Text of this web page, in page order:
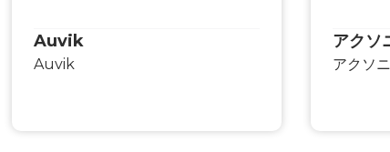
Auvik
Auvik
アクソ
アクソ